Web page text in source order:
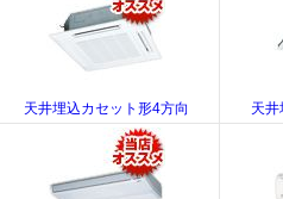
天井埋込カセット形4方向 天